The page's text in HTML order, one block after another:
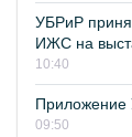
УБРиР
ИЖС на
10:40
Приложение
09:50